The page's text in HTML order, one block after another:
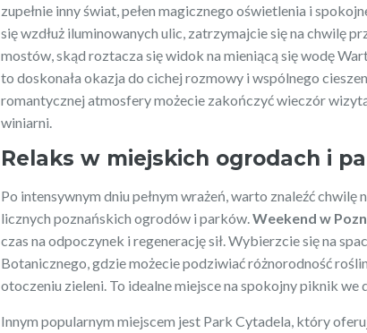
zupełnie inny świat, pełen magicznego oświetlenia i
się wzdłuż iluminowanych ulic, zatrzymajcie się na chwilę
mostów, skąd roztacza się widok na mieniącą się wodę
to doskonała okazja do cichej rozmowy i wspólnego
romantycznej atmosfery możecie zakończyć wieczór
winiarni.
Relaks w miejskich ogrodach i
Po intensywnym dniu pełnym wrażeń, warto znaleźć chwilę
licznych poznańskich ogrodów i parków.Weekend w
czas na odpoczynek i regenerację sił. Wybierzcie się na
Botanicznego, gdzie możecie podziwiać różnorodność
otoczeniu zieleni. To idealne miejsce na spokojny piknik we
Innym popularnym miejscem jest Park Cytadela, który